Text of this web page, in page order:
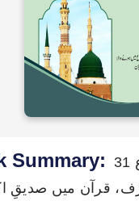
Summary:
31 مارچ 2016ء کو تبلیغِ قرآن و سنّت کی عالمگیر غیر سیاسی تحریک دعوتِ اسلامی کے تحت ہفتہ وار سنتوں بھرے اجتماع
قرآن میں صدیقِ